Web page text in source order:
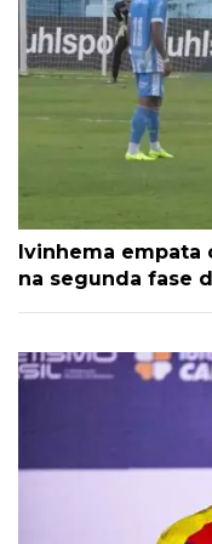
Ivinhema empata
na segunda fase